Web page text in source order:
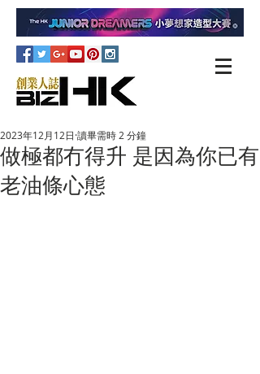
做極都冇得升 是因為你已有
老油條心態
2023年12月12日 讀畢需時 2 分鐘